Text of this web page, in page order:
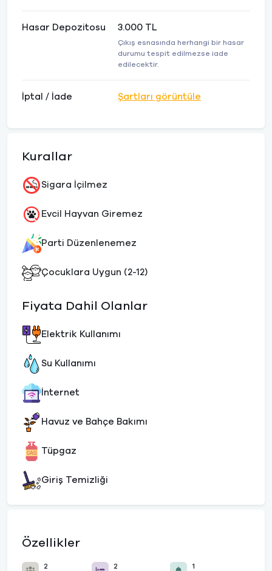
Hasar Depozitosu 3.000 TL
Çıkış esnasında herhangi bir hasar
durumu tespit edilmezse iade
edilecektir.
İptal / İade Şartları görüntüle
Kurallar
Sigara İçilmez
Evcil Hayvan Giremez
Parti Düzenlenemez
Çocuklara Uygun (2-12)
Fiyata Dahil Olanlar
Elektrik Kullanımı
Su Kullanımı
İnternet
Havuz ve Bahçe Bakımı
Tüpgaz
Giriş Temizliği
Özellikler
2
2
1